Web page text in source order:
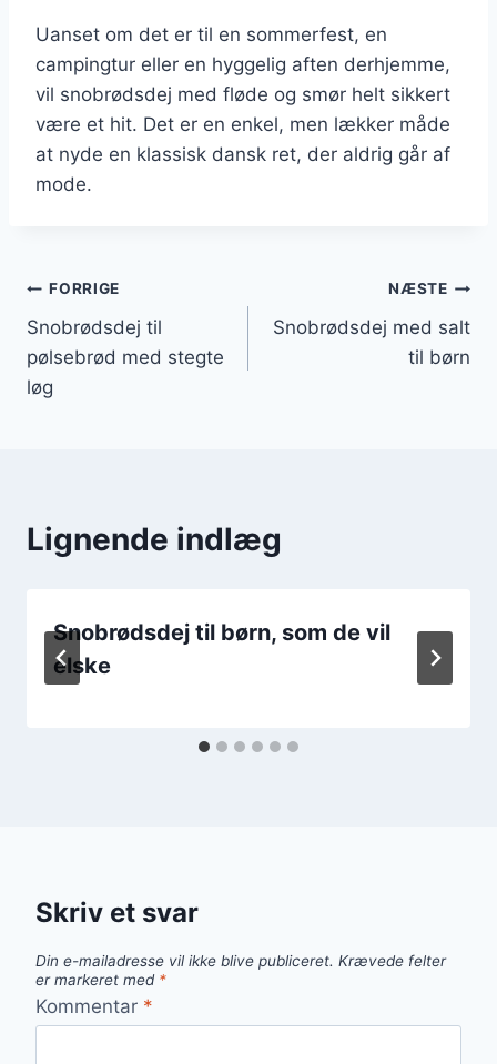
Uanset om det er til en sommerfest, en
campingtur eller en hyggelig aften derhjemme,
vil snobrødsdej med fløde og smør helt sikkert
være et hit. Det er en enkel, men lækker måde
at nyde en klassisk dansk ret, der aldrig går af
mode.
Indlægsnavigation
FORRIGE
Snobrødsdej til
pølsebrød med stegte
løg
NÆSTE
Snobrødsdej med salt
til børn
Lignende indlæg
Snobrødsdej til børn, som de vil
elske
Skriv et svar
Din e-mailadresse vil ikke blive publiceret. Krævede felter
er markeret med *
Kommentar *